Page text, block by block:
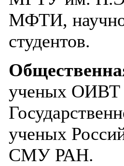
МФТИ,
студентов.
ученых ОИВТ
ученых
СМУ РАН.